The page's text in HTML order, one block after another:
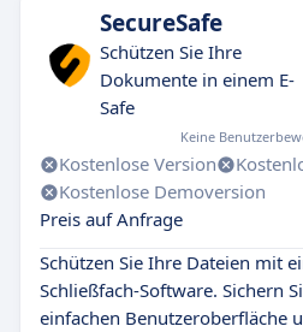
SecureSafe
Schützen Sie Ihre
Dokumente in einem E-
Safe
Keine
Kostenlose Version
Kostenlose Demoversion
Preis auf Anfrage
Schützen Sie Ihre Dateien mit
Schließfach-Software. Sichern
einfachen Benutzeroberfläche